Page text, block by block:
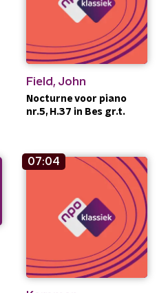
Field, John
Nocturne voor piano
nr.5, H.37 in Bes gr.t.
07:04